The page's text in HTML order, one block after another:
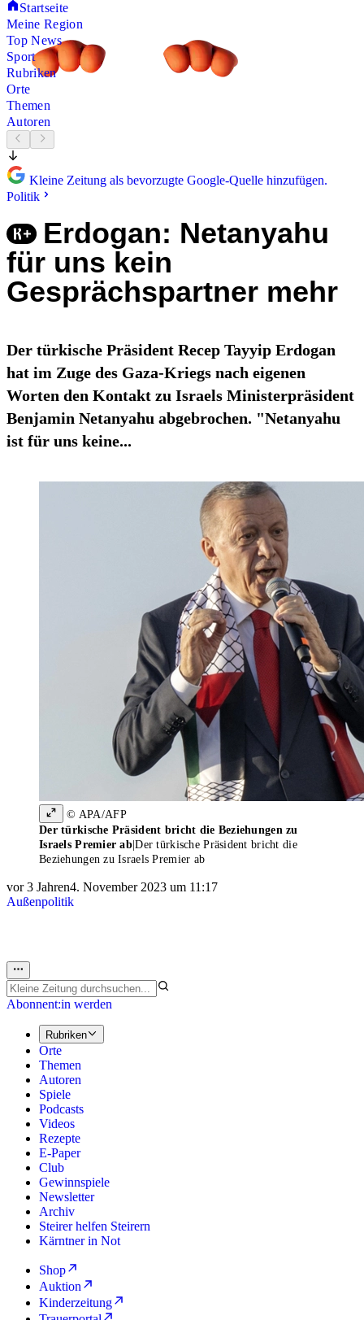
Startseite
Meine Region
Top News
Sport
Rubriken
Orte
Themen
Autoren
Kleine Zeitung als bevorzugte Google-Quelle hinzufügen.
Politik
Erdogan: Netanyahu
für uns kein
Gesprächspartner mehr
Der türkische Präsident Recep Tayyip Erdogan
hat im Zuge des Gaza-Kriegs nach eigenen
Worten den Kontakt zu Israels Ministerpräsident
Benjamin Netanyahu abgebrochen. "Netanyahu
ist für uns keine...
© APA/AFP
Der türkische Präsident bricht die Beziehungen zu
Israels Premier ab |Der türkische Präsident bricht die
Beziehungen zu Israels Premier ab
vor 3 Jahren4. November 2023 um 11:17
Außenpolitik
Abonnent:in werden
Rubriken
Orte
Themen
Autoren
Spiele
Podcasts
Videos
Rezepte
E-Paper
Club
Gewinnspiele
Newsletter
Archiv
Steirer helfen Steirern
Kärntner in Not
Shop
Auktion
Kinderzeitung